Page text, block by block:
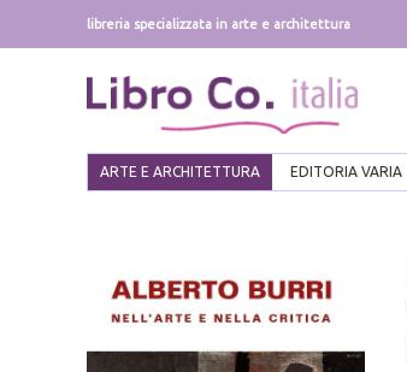
libreria specializzata in arte e architettura
ARTE E ARCHITETTURA EDITORIA VARIA